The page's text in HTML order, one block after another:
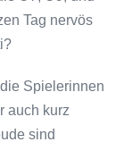
Tag nervös
Spielerinnen
auch kurz
sind